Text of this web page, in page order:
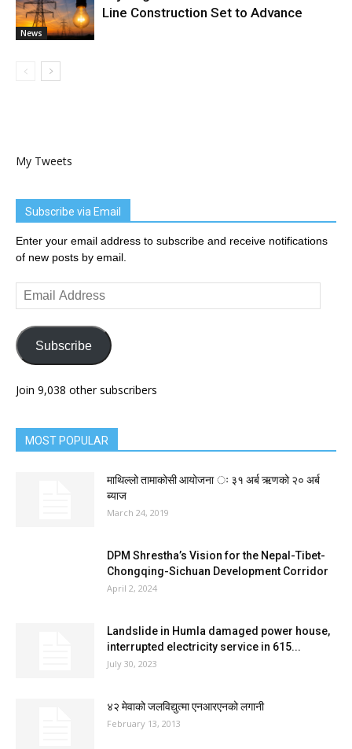
News
Line Construction Set to Advance
My Tweets
Subscribe via Email
Enter your email address to subscribe and receive notifications
of new posts by email.
Email
Address
Subscribe
Join 9,038 other subscribers
MOST POPULAR
माथिल्लो तामाकोसी आयोजना ः ३१ अर्ब ऋणको २० अर्ब
ब्याज
March 24, 2019
DPM Shrestha’s Vision for the Nepal-Tibet-
Chongqing-Sichuan Development Corridor
April 2, 2024
Landslide in Humla damaged power house,
interrupted electricity service in 615...
July 30, 2023
४२ मेवाको जलविद्युत्मा एनआरएनको लगानी
February 13, 2013